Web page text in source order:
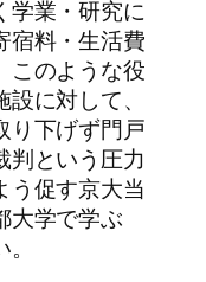
学業・研究に
宿料・生活費
このような役
に対して、
り下げず門戸
判という圧力
う促す京大当
大学で学ぶ